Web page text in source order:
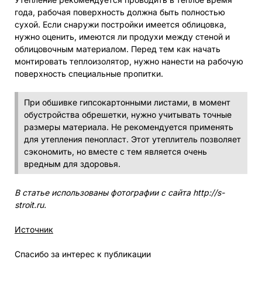
года, рабочая поверхность должна быть полностью
сухой. Если снаружи постройки имеется облицовка,
нужно оценить, имеются ли продухи между стеной и
облицовочным материалом. Перед тем как начать
монтировать теплоизолятор, нужно нанести на рабочую
поверхность специальные пропитки.
При обшивке гипсокартонными листами, в момент
обустройства обрешетки, нужно учитывать точные
размеры материала. Не рекомендуется применять
для утепления пенопласт. Этот утеплитель позволяет
сэкономить, но вместе с тем является очень
вредным для здоровья.
В статье использованы фотографии с сайта http://s-
stroit.ru.
Источник
Спасибо за интерес к публикации